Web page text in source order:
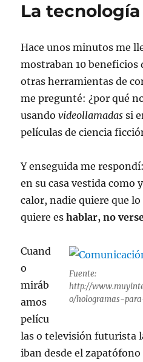
La
Hace unos minutos me
mostraban 10 beneficios
otras herramientas de
me pregunté: ¿por qué
usandovideollamadassi
películas de ciencia
Y enseguida me
en su casa vestida como
calor, nadie quiere que
quiere eshablar, no
Fuente:
http://
o/hologramas-
Cuand
o
miráb
amos
pelícu
las o televisión futurista
iban desde el